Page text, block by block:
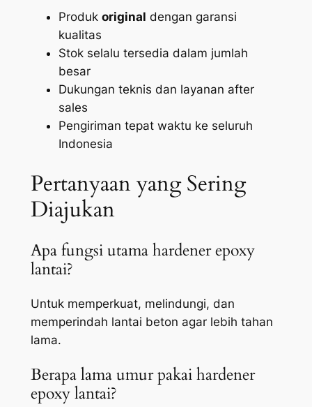
Produk original dengan garansi
kualitas
Stok selalu tersedia dalam jumlah
besar
Dukungan teknis dan layanan after
sales
Pengiriman tepat waktu ke seluruh
Indonesia
Pertanyaan yang Sering
Diajukan
Apa fungsi utama hardener epoxy
lantai?
Untuk memperkuat, melindungi, dan
memperindah lantai beton agar lebih tahan
lama.
Berapa lama umur pakai hardener
epoxy lantai?